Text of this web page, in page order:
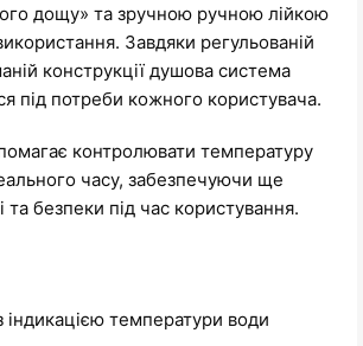
дощу» та зручною ручною лійкою
Завдяки регульованій
конструкції душова система
під потреби кожного користувача.
контролювати температуру
часу, забезпечуючи ще
та безпеки під час користування.
індикацією температури води